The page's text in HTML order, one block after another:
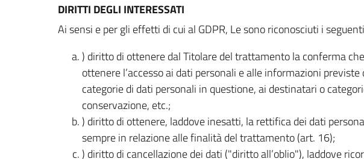
DIRITTI DEGLI INTERESSATI
Ai sensi e per gli effetti di cui al GDPR, Le sono riconosciuti i
) diritto di ottenere dal Titolare del trattamento la conferma
ottenere l’accesso ai dati personali e alle informazioni
categorie di dati personali in questione, ai destinatari o
conservazione, etc.;
) diritto di ottenere, laddove inesatti, la rettifica dei dati
sempre in relazione alle finalità del trattamento (art. 16);
) diritto di cancellazione dei dati ("diritto all’oblio"), laddove